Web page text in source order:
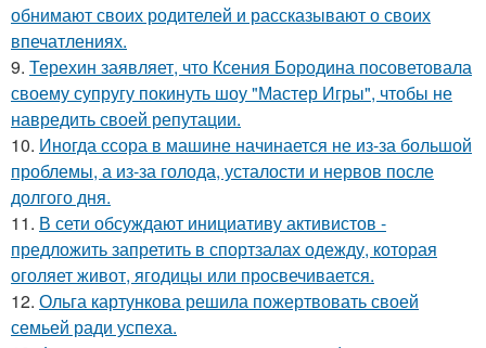
обнимают своих родителей и рассказывают о своих
впечатлениях.
9. Терехин заявляет, что Ксения Бородина посоветовала
своему супругу покинуть шоу "Мастер Игры", чтобы не
навредить своей репутации.
10. Иногда ссора в машине начинается не из-за большой
проблемы, а из-за голода, усталости и нервов после
долгого дня.
11. В сети обсуждают инициативу активистов -
предложить запретить в спортзалах одежду, которая
оголяет живот, ягодицы или просвечивается.
12. Ольга картункова решила пожертвовать своей
семьей ради успеха.